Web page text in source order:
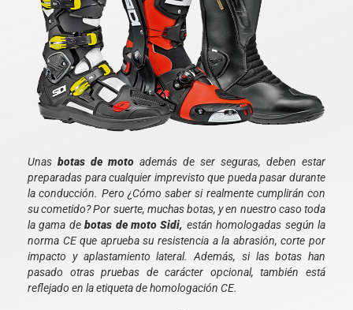
Unas botas de moto además de ser seguras, deben estar
preparadas para cualquier imprevisto que pueda pasar durante
la conducción. Pero ¿Cómo saber si realmente cumplirán con
su cometido? Por suerte, muchas botas, y en nuestro caso toda
la gama debotas de moto Sidi, están homologadas según la
norma CE que aprueba su resistencia a la abrasión, corte por
impacto y aplastamiento lateral. Además, si las botas han
pasado otras pruebas de carácter opcional, también está
reflejado en la etiqueta de homologación CE.